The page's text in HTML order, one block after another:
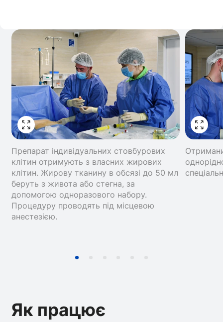
Препарат індивідуальних стовбурових
клітин отримують з власних жирових
клітин. Жирову тканину в обсязі до 50 мл
беруть з живота або стегна, за
допомогою одноразового набору.
Процедуру проводять під місцевою
анестезією.
Як працює